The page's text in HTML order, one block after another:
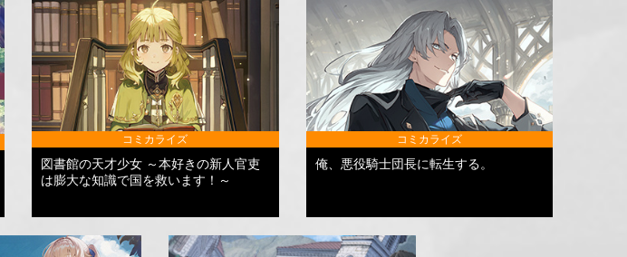
コミカライズ
図書館の天才少女 ～本好きの新人官吏
は膨大な知識で国を救います！～
コミカライズ
俺、悪役騎士団長に転生する。